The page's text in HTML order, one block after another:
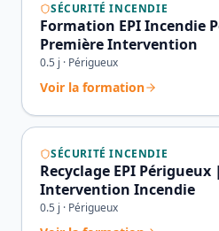
SÉCURITÉ INCENDIE
Formation EPI Incendie
Première Intervention
0.5 j · Périgueux
Voir la formation
SÉCURITÉ INCENDIE
Recyclage EPI
Intervention Incendie
0.5 j · Périgueux